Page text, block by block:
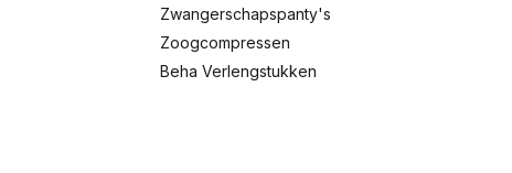
Zwangerschapspanty's
Zoogcompressen
Beha Verlengstukken